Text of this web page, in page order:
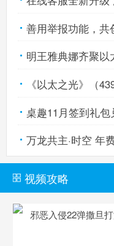
善用举报功能，共
明王雅典娜齐聚
启！
《以太之光》（
版）联动开启！
桌趣11月签到礼包
万龙共主·时空 年
视频攻略